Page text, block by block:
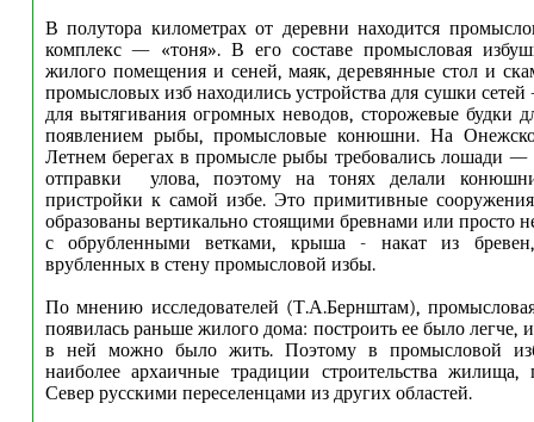
В полутора километрах от деревни находится
комплекс — «тоня». В его составе промысловая
жилого помещения и сеней, маяк, деревянные стол и
промысловых изб находились устройства для сушки
для вытягивания огромных неводов, сторожевые будки
появлением рыбы, промысловые конюшни. На
Летнем берегах в промысле рыбы требовались лошади —
отправки улова, поэтому на тонях делали
пристройки к самой избе. Это примитивные
образованы вертикально стоящими бревнами или просто
с обрубленными ветками, крыша - накат из
врубленных в стену промысловой избы.
По мнению исследователей (Т.А.Бернштам),
появилась раньше жилого дома: построить ее было легче,
в ней можно было жить. Поэтому в промысловой
наиболее архаичные традиции строительства жилища,
Север русскими переселенцами из других областей.